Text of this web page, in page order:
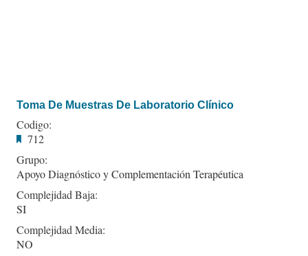
Toma De Muestras De Laboratorio Clínico
Codigo:
712
Grupo:
Apoyo Diagnóstico y Complementación Terapéutica
Complejidad Baja:
SI
Complejidad Media:
NO